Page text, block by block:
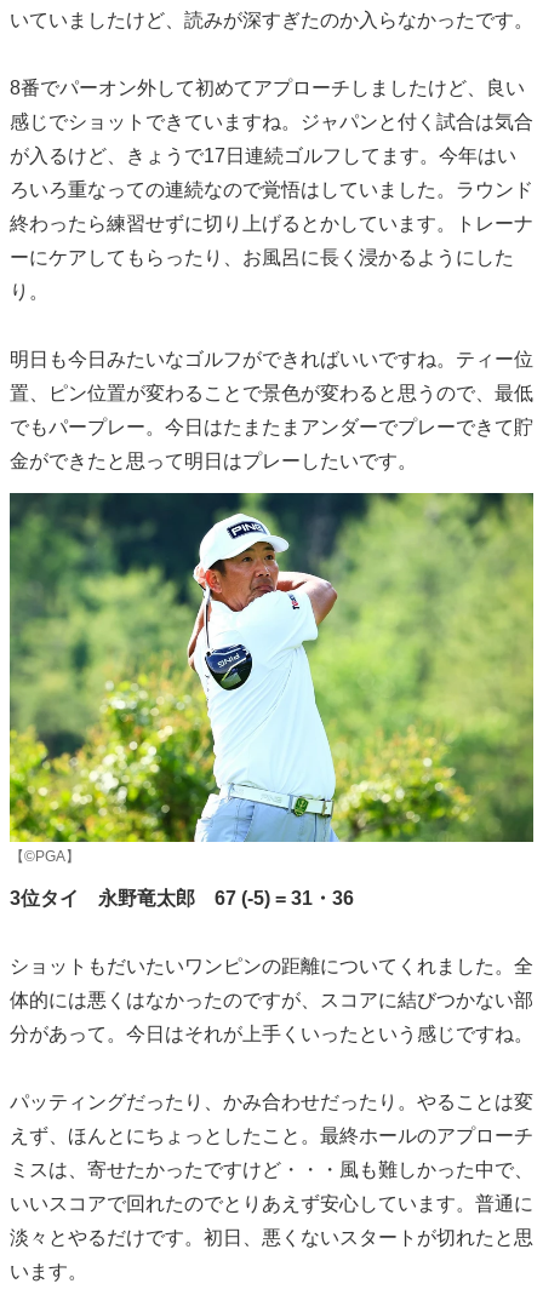
いていましたけど、読みが深すぎたのか入らなかったです。
8番でパーオン外して初めてアプローチしましたけど、良い
感じでショットできていますね。ジャパンと付く試合は気合
が入るけど、きょうで17日連続ゴルフしてます。今年はい
ろいろ重なっての連続なので覚悟はしていました。ラウンド
終わったら練習せずに切り上げるとかしています。トレーナ
ーにケアしてもらったり、お風呂に長く浸かるようにした
り。
明日も今日みたいなゴルフができればいいですね。ティー位
置、ピン位置が変わることで景色が変わると思うので、最低
でもパープレー。今日はたまたまアンダーでプレーできて貯
金ができたと思って明日はプレーしたいです。
【©PGA】
3位タイ 永野竜太郎 67 (-5) = 31・36
ショットもだいたいワンピンの距離についてくれました。全
体的には悪くはなかったのですが、スコアに結びつかない部
分があって。今日はそれが上手くいったという感じですね。
パッティングだったり、かみ合わせだったり。やることは変
えず、ほんとにちょっとしたこと。最終ホールのアプローチ
ミスは、寄せたかったですけど・・・風も難しかった中で、
いいスコアで回れたのでとりあえず安心しています。普通に
淡々とやるだけです。初日、悪くないスタートが切れたと思
います。